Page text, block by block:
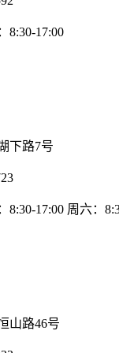
8:30-17:00
下路7号
8:30-17:00 周六：
山路46号